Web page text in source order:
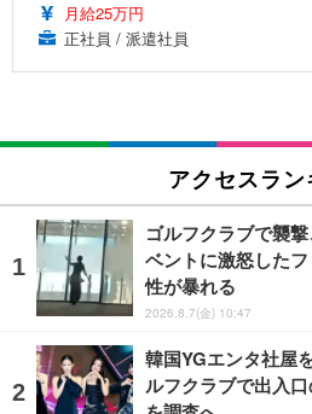
月給25万円
正社員 / 派遣社員
アクセスラン
ゴルフクラブで襲
ベントに激怒した
性が暴れる
2026.8.7(金) 10:47
韓国YGエンタ社屋
ルフクラブで出入